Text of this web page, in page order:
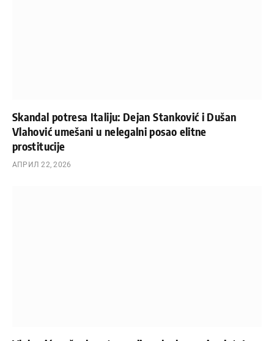
Skandal potresa Italiju: Dejan Stanković i Dušan
Vlahović umešani u nelegalni posao elitne
prostitucije
АПРИЛ 22, 2026